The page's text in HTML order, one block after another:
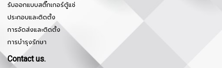
รับออกแบบสติ๊กเกอร์ตู้แช่
ประกอบและติดตั้ง
การจัดส่งและติดตั้ง
การบำรุงรักษา
Contact us.